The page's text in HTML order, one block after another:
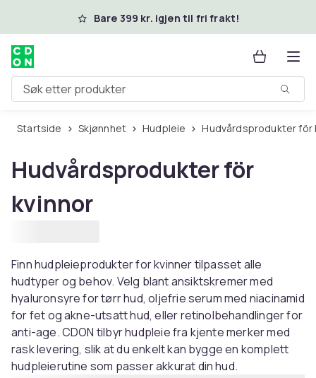
Hopp til hovedinnholdBare 399 kr. igjen til fri frakt!
Søk etter produkter
Startside Skjønnhet Hudpleie Hudvårdsprodukter för
Hudvårdsprodukter för
kvinnor
Finn hudpleieprodukter for kvinner tilpasset alle
hudtyper og behov. Velg blant ansiktskremer med
hyaluronsyre for tørr hud, oljefrie serum med niacinamid
for fet og akne-utsatt hud, eller retinolbehandlinger for
anti-age. CDON tilbyr hudpleie fra kjente merker med
rask levering, slik at du enkelt kan bygge en komplett
hudpleierutine som passer akkurat din hud.